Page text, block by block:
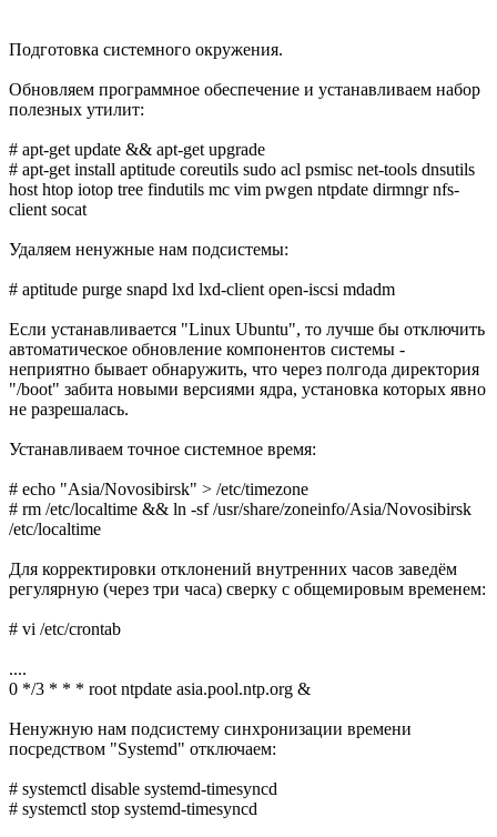
Подготовка системного окружения.
Обновляем программное обеспечение и устанавливаем набор
полезных утилит:
# apt-get update && apt-get upgrade
# apt-get install aptitude coreutils sudo acl psmisc net-tools dnsutils
host htop iotop tree findutils mc vim pwgen ntpdate dirmngr nfs-
client socat
Удаляем ненужные нам подсистемы:
# aptitude purge snapd lxd lxd-client open-iscsi mdadm
Если устанавливается "Linux Ubuntu", то лучше бы отключить
автоматическое обновление компонентов системы -
неприятно бывает обнаружить, что через полгода директория
"/boot" забита новыми версиями ядра, установка которых явно
не разрешалась.
Устанавливаем точное системное время:
# echo "Asia/Novosibirsk" > /etc/timezone
# rm /etc/localtime && ln -sf /usr/share/zoneinfo/Asia/Novosibirsk
/etc/localtime
Для корректировки отклонений внутренних часов заведём
регулярную (через три часа) сверку с общемировым временем:
# vi /etc/crontab
....
0 */3 * * * root ntpdate asia.pool.ntp.org &
Ненужную нам подсистему синхронизации времени
посредством "Systemd" отключаем:
# systemctl disable systemd-timesyncd
# systemctl stop systemd-timesyncd